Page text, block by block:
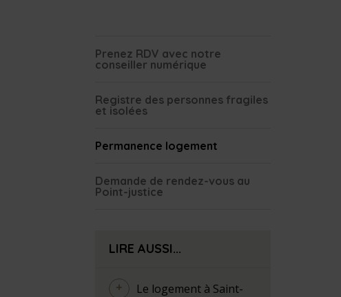
Prenez RDV avec notre
conseiller numérique
Registre des personnes fragiles
et isolées
Permanence logement
Demande de rendez-vous au
Point-justice
LIRE AUSSI...
Le logement à Saint-